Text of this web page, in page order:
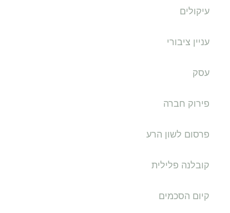
עיקולים
עניין ציבורי
עסק
פירוק חברה
פרסום לשון הרע
קובלנה פלילית
קיום הסכמים